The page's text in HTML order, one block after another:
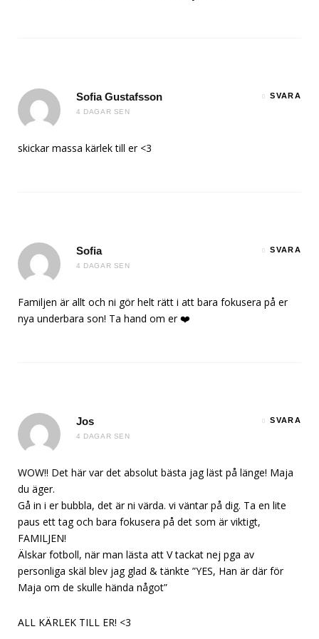
Sofia Gustafsson
4 DAGAR SEN
SVARA
skickar massa kärlek till er <3
Sofia
4 DAGAR SEN
SVARA
Familjen är allt och ni gör helt rätt i att bara fokusera på er
nya underbara son! Ta hand om er ❤️
Jos
4 DAGAR SEN
SVARA
WOW!! Det här var det absolut bästa jag läst på länge! Maja
du äger.
Gå in i er bubbla, det är ni värda. vi väntar på dig. Ta en lite
paus ett tag och bara fokusera på det som är viktigt,
FAMILJEN!
Älskar fotboll, när man lästa att V tackat nej pga av
personliga skäl blev jag glad & tänkte ”YES, Han är där för
Maja om de skulle hända något”
ALL KÄRLEK TILL ER! <3